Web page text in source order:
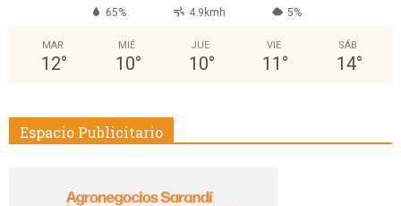
65% 4.9kmh 5%
MAR
12°
MIÉ
10°
JUE
10°
VIE
11 °
SÁB
14°
Espacio Publicitario